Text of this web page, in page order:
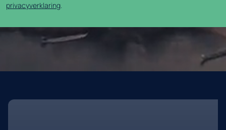
privacyverklaring.